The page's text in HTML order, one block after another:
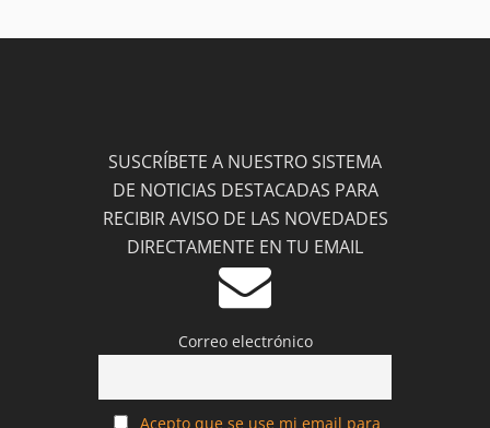
SUSCRÍBETE A NUESTRO SISTEMA
DE NOTICIAS DESTACADAS PARA
RECIBIR AVISO DE LAS NOVEDADES
DIRECTAMENTE EN TU EMAIL
Correo electrónico
Acepto que se use mi email para